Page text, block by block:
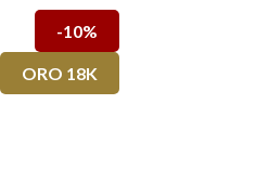
-10%
ORO 18K